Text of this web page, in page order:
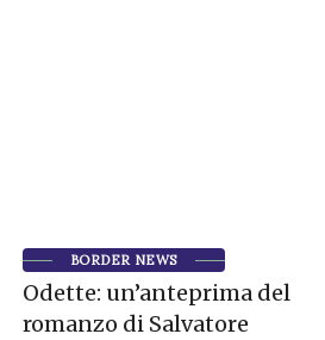
BORDER NEWS
Odette: un’anteprima del
romanzo di Salvatore